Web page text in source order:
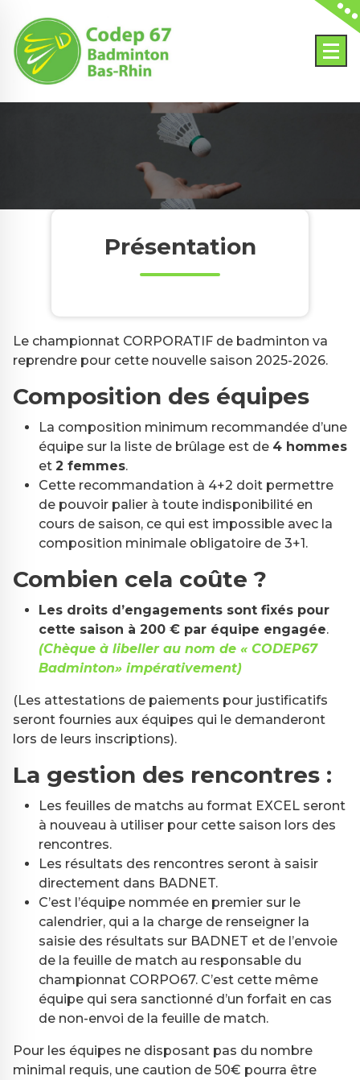
content
Présentation
Le championnat CORPORATIF de badminton va
reprendre pour cette nouvelle saison 2025-2026.
Composition des équipes
La composition minimum recommandée d’une
équipe sur la liste de brûlage est de 4 hommes
et 2 femmes.
Cette recommandation à 4+2 doit permettre
de pouvoir palier à toute indisponibilité en
cours de saison, ce qui est impossible avec la
composition minimale obligatoire de 3+1.
Combien cela coûte ?
Les droits d’engagements sont fixés pour
cette saison à 200 € par équipe engagée.
(Chèque à libeller au nom de « CODEP67
Badminton» impérativement)
(Les attestations de paiements pour justificatifs
seront fournies aux équipes qui le demanderont
lors de leurs inscriptions).
La gestion des rencontres :
Les feuilles de matchs au format EXCEL seront
à nouveau à utiliser pour cette saison lors des
rencontres.
Les résultats des rencontres seront à saisir
directement dans BADNET.
C’est l’équipe nommée en premier sur le
calendrier, qui a la charge de renseigner la
saisie des résultats sur BADNET et de l’envoie
de la feuille de match au responsable du
championnat CORPO67. C’est cette même
équipe qui sera sanctionné d’un forfait en cas
de non-envoi de la feuille de match.
Pour les équipes ne disposant pas du nombre
minimal requis, une caution de 50€ pourra être